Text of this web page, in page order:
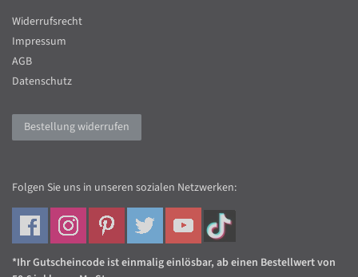
Widerrufsrecht
Impressum
AGB
Datenschutz
Bestellung widerrufen
Folgen Sie uns in unseren sozialen Netzwerken:
*Ihr Gutscheincode ist einmalig einlösbar, ab einen Bestellwert von